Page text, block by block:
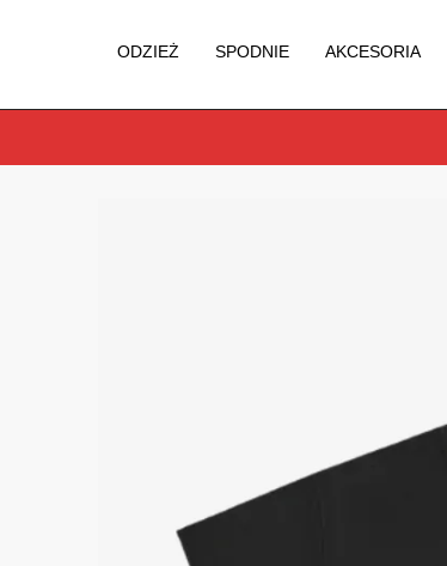
ODZIEŻ SPODNIE AKCESORIA